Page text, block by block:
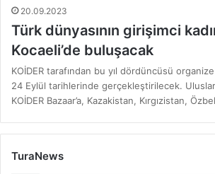
20.09.2023
Türk dünyasının girişimci
Kocaeli’de buluşacak
KOİDER tarafından bu yıl dördüncüsü
24 Eylül tarihlerinde gerçekleştirilecek.
KOİDER Bazaar’a, Kazakistan, Kırgızistan,
TuraNews